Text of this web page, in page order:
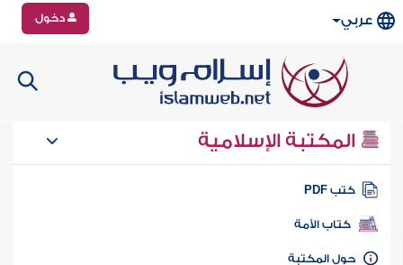
عربي دخول
المكتبة الإسلامية
كتب PDF
كتاب الأمة